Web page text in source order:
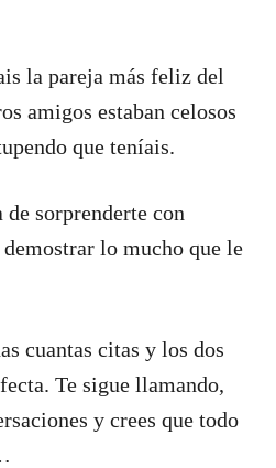
la pareja más feliz del
amigos estaban celosos
que teníais.
de sorprenderte con
demostrar lo mucho que le
cuantas citas y los dos
Te sigue llamando,
y crees que todo